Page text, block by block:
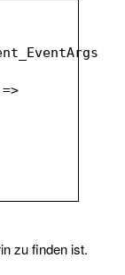
zu finden ist.